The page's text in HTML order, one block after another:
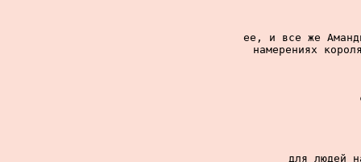
ее, и все же
намерениях
для людей